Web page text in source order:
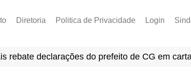
Diretoria
PCCR 2022
Politica de Privacidade Login
rebate declarações do prefeito de CG em